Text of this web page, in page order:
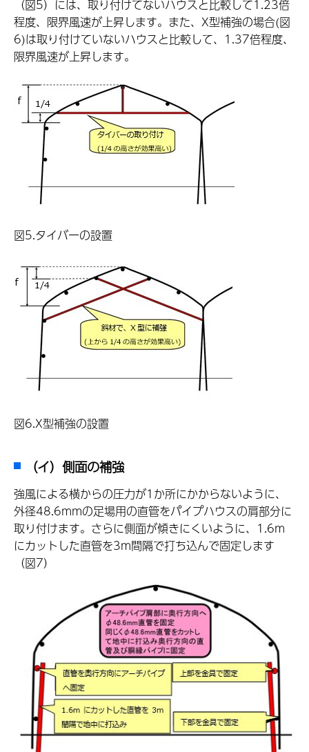
（図5）には、取り付けてないハウスと比較して1.23倍
程度、限界風速が上昇します。また、X型補強の場合(図
6)は取り付けていないハウスと比較して、1.37倍程度、
限界風速が上昇します。
図5.タイバーの設置
図6.X型補強の設置
（イ）側面の補強
強風による横からの圧力が1か所にかからないように、
外径48.6mmの足場用の直管をパイプハウスの肩部分に
取り付けます。さらに側面が傾きにくいように、1.6m
にカットした直管を3m間隔で打ち込んで固定します
（図7）